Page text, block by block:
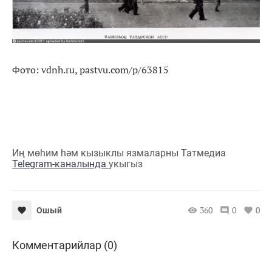
Фото: vdnh.ru, pastvu.com/p/63815
Иң мөһим һәм кызыклы язмаларны Татмедиа
Telegram-каналында укыгыз
Ошый 360 0 0
Комментарийлар (0)